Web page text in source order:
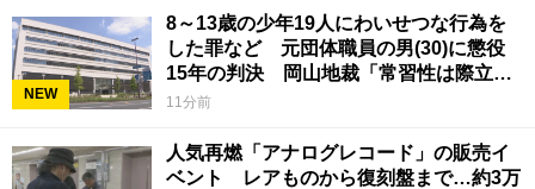
NEW
8～13歳の少年19人にわいせつな行為を
した罪など 元団体職員の男(30)に懲役
15年の判決 岡山地裁「常習性は際立っ
ていて被害結果も非常に重い」
11分前
人気再燃「アナログレコード」の販売イ
ベント レアものから復刻盤まで…約3万